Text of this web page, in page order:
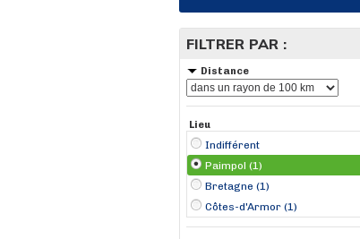
FILTRER PAR :
Distance
Lieu
Indifférent
Paimpol (1)
Bretagne (1)
Côtes-d'Armor (1)